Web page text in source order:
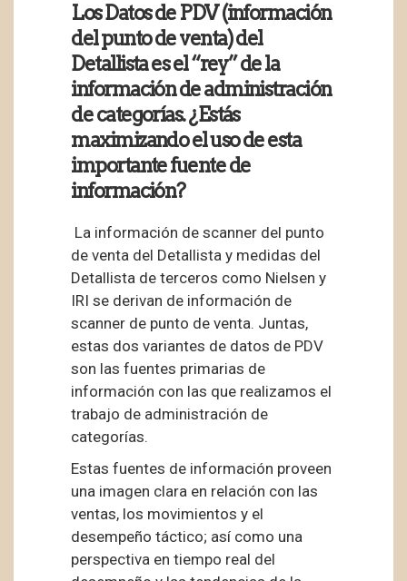
Los Datos de PDV (información
del punto de venta) del
Detallista es el “rey” de la
información de administración
de categorías. ¿Estás
maximizando el uso de esta
importante fuente de
información?
La información de scanner del punto
de venta del Detallista y medidas del
Detallista de terceros como Nielsen y
IRI se derivan de información de
scanner de punto de venta. Juntas,
estas dos variantes de datos de PDV
son las fuentes primarias de
información con las que realizamos el
trabajo de administración de
categorías.
Estas fuentes de información proveen
una imagen clara en relación con las
ventas, los movimientos y el
desempeño táctico; así como una
perspectiva en tiempo real del